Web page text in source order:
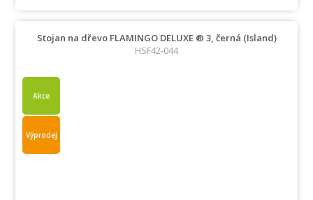
Stojan na dřevo FLAMINGO DELUXE ® 3, černá (Island)
HSF42-044
Akce
Výprodej